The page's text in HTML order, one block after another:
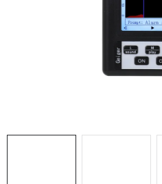
BATERIE - NABÍJEČKY - KABELY
Z REKLAMACÍ- POŠKOZENÉ